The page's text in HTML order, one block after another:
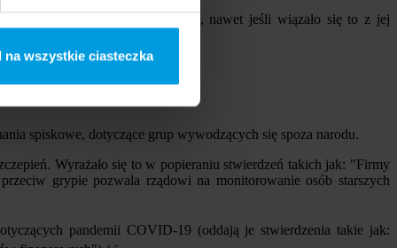
na wszystkie ciasteczka
– jeszcze przed innymi krajami, nawet jeśli wiązało się to z jej
spiskowe, dotyczące grup wywodzących się spoza narodu.
Wyrażało się to w popieraniu stwierdzeń takich jak: "Firmy
grypie pozwala rządowi na monitorowanie osób starszych
pandemii COVID-19 (oddają je stwierdzenia takie jak: